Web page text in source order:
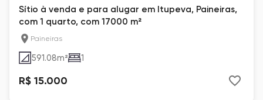
Sítio à venda e para alugar em Itupeva, Paineiras,
com 1 quarto, com 17000 m²
Paineiras
591.08m² 1
R$ 15.000